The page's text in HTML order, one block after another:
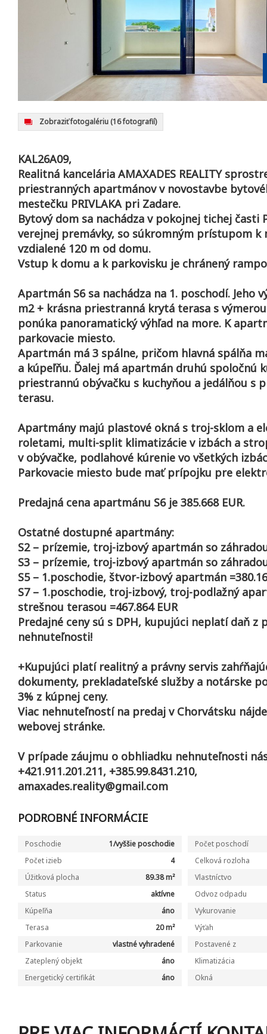
Zobraziť fotogalériu (16 fotografií)
KAL26A09,
Realitná kancelária AMAXADES REALITY
priestranných apartmánov v novostavbe
mestečku PRIVLAKA pri Zadare.
Bytový dom sa nachádza v pokojnej tichej časti
verejnej premávky, so súkromným prístupom k
vzdialené 120 m od domu.
Vstup k domu a k parkovisku je chránený
Apartmán S6 sa nachádza na 1. poschodí. Jeho
m2 + krásna priestranná krytá terasa s
ponúka panoramatický výhľad na more. K
parkovacie miesto.
Apartmán má 3 spálne, pričom hlavná spálňa
a kúpeľňu. Ďalej má apartmán druhú spoločnú
priestrannú obývačku s kuchyňou a jedálňou s
terasu.
Apartmány majú plastové okná s troj-sklom a
roletami, multi-split klimatizácie v izbách a
v obývačke, podlahové kúrenie vo všetkých
Parkovacie miesto bude mať prípojku pre
Predajná cena apartmánu S6 je 385.668 EUR.
Ostatné dostupné apartmány:
S2 – prízemie, troj-izbový apartmán so záhradou
S3 – prízemie, troj-izbový apartmán so záhradou
S5 – 1.poschodie, štvor-izbový apartmán
S7 – 1.poschodie, troj-izbový, troj-podlažný
strešnou terasou =467.864 EUR
Predajné ceny sú s DPH, kupujúci neplatí daň z
nehnuteľnosti!
+Kupujúci platí realitný a právny servis
dokumenty, prekladateľské služby a notárske
3% z kúpnej ceny.
Viac nehnuteľností na predaj v Chorvátsku
webovej stránke.
V prípade záujmu o obhliadku nehnuteľnosti
+421.911.201.211, +385.99.8431.210,
amaxades.reality@gmail.com
PODROBNÉ INFORMÁCIE
Poschodie 1/vyššie poschodie
Počet poschodí
Počet izieb
4
Celková rozloha
Úžitková plocha
89.38 m²
Vlastníctvo
Status
aktívne
Odvoz odpadu
Kúpeľňa
áno
Vykurovanie
Terasa
20 m²
Výťah
Parkovanie
vlastné vyhradené
Postavené z
Zateplený objekt
áno
Klimatizácia
Energetický certifikát
áno Okná